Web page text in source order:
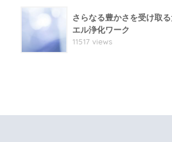
さらなる豊かさを受け取
エル浄化ワーク
11517 views